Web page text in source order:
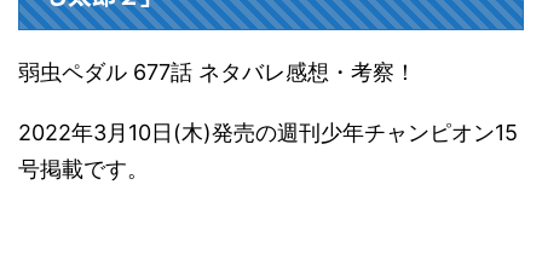
弱虫ペダル 677話 ネタバレ感想・考察！
2022年3月10日(木)発売の週刊少年チャンピオン15
号掲載です。